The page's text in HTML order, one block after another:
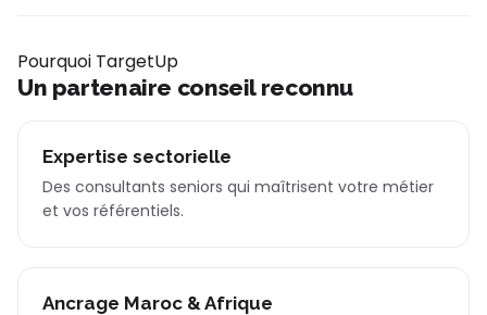
Pourquoi TargetUp
Un partenaire conseil reconnu
Expertise sectorielle
Des consultants seniors qui maîtrisent votre métier
et vos référentiels.
Ancrage Maroc & Afrique